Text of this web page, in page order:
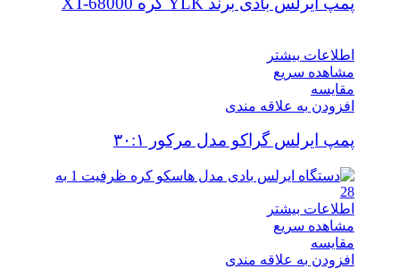
اطلاعات بیشتر
مشاهده سریع
مقایسه
افزودن به علاقه مندی
پمپ ایرلس گراکو مدل مرکور ۳۰:۱
اطلاعات بیشتر
مشاهده سریع
مقایسه
افزودن به علاقه مندی